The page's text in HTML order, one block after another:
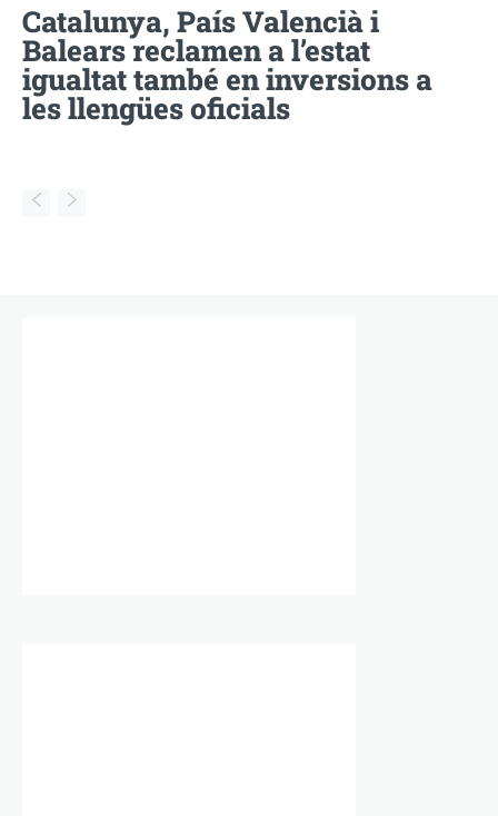
Catalunya, País Valencià i
Balears reclamen a l’estat
igualtat també en inversions a
les llengües oficials